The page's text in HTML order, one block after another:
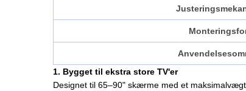
1. Bygget til ekstra store TV'er
Designet til 65–90" skærme med et